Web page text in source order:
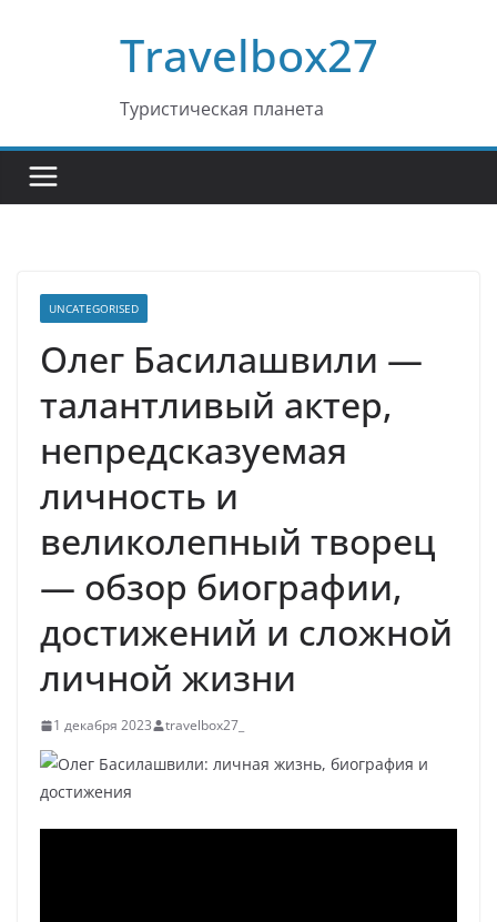
Travelbox27
Туристическая планета
UNCATEGORISED
Олег Басилашвили —
талантливый актер,
непредсказуемая
личность и
великолепный творец
— обзор биографии,
достижений и сложной
личной жизни
1 декабря 2023 travelbox27_